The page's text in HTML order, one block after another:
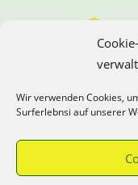
Wir verwenden Cookies,
Surferlebnsi auf unserer